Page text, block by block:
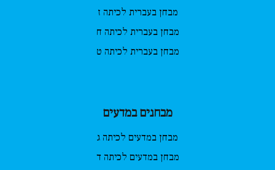
מבחן בעברית לכיתה ז
מבחן בעברית לכיתה ח
מבחן בעברית לכיתה ט
מבחנים במדעים
מבחן במדעים לכיתה ג
מבחן במדעים לכיתה ד